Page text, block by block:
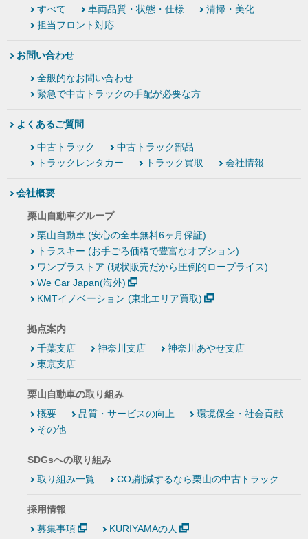
すべて 車両品質・状態・仕様
清掃・美化
担当フロント対応
お問い合わせ
全般的なお問い合わせ
緊急で中古トラックの手配が必要な方
よくあるご質問
中古トラック
中古トラック部品
トラックレンタカー
トラック買取 会社情報
会社概要
栗山自動車グループ
栗山自動車 (安心の全車無料6ヶ月保証)
トラスキー (お手ごろ価格で豊富なオプション)
ワンプラストア (現状販売だから圧倒的ロープライス)
We Car Japan(海外)
KMTイノベーション (東北エリア買取)
拠点案内
千葉支店
神奈川支店
神奈川あやせ支店
東京支店
栗山自動車の取り組み
概要
品質・サービスの向上
環境保全・社会貢献
その他
SDGsへの取り組み
取り組み一覧
CO₂削減するなら栗山の中古トラック
採用情報
募集事項
KURIYAMAの人